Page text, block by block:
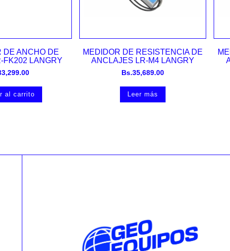
DE ANCHO DE
FK202 LANGRY
al carrito
Vista rápida
MEDIDOR DE RESISTENCIA DE
ANCLAJES LR-M4 LANGRY
Bs.35,689.00
Leer más